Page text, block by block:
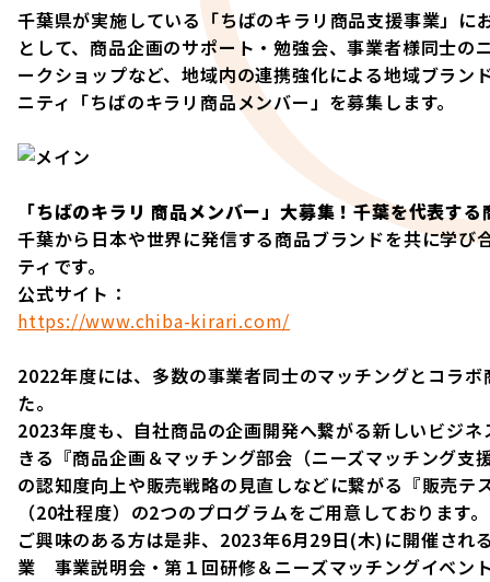
千葉県が実施している「ちばのキラリ商品支援事業」に
として、商品企画のサポート・勉強会、事業者様同士の
ークショップなど、地域内の連携強化による地域ブラン
ニティ「ちばのキラリ商品メンバー」を募集します。
「ちばのキラリ 商品メンバー」大募集！千葉を代表す
千葉から日本や世界に発信する商品ブランドを共に学び
ティです。
公式サイト：
https://www.chiba-kirari.com/
2022年度には、多数の事業者同士のマッチングとコラ
た。
2023年度も、自社商品の企画開発へ繋がる新しいビジ
きる『商品企画＆マッチング部会（ニーズマッチング
の認知度向上や販売戦略の見直しなどに繋がる『販売テ
（20社程度）の2つのプログラムをご用意しております。
ご興味のある方は是非、2023年6月29日(木)に開催され
業 事業説明会・第１回研修＆ニーズマッチングイベン